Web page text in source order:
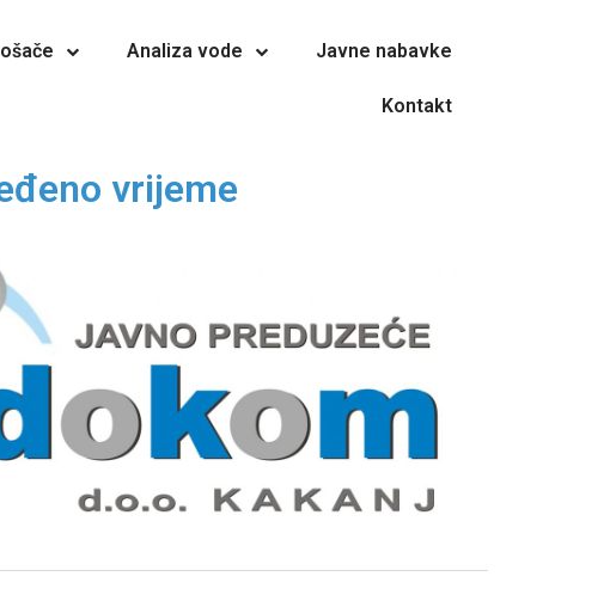
Analiza vode Javne nabavke
Kontakt
vrijeme